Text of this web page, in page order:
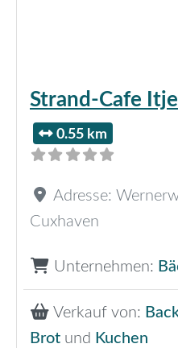
Strand-Cafe
0.55 km
Adresse:
Cuxhaven
Unternehmen:
Verkauf von:
Brot und Kuchen